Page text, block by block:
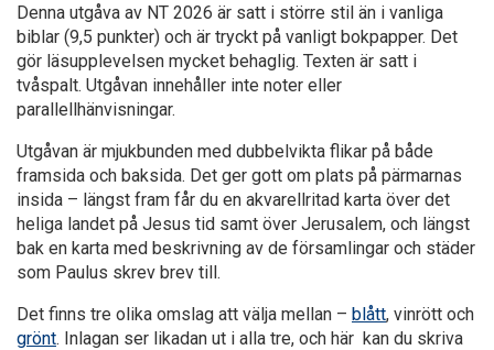
Denna utgåva av NT 2026 är satt i större stil än i vanliga
biblar (9,5 punkter) och är tryckt på vanligt bokpapper. Det
gör läsupplevelsen mycket behaglig. Texten är satt i
tvåspalt. Utgåvan innehåller inte noter eller
parallellhänvisningar.
Utgåvan är mjukbunden med dubbelvikta flikar på både
fram­sida och baksida. Det ger gott om plats på pärmarnas
insida – längst fram får du en akvarellritad karta över det
heliga landet på Jesus tid samt över Jerusalem, och längst
bak en karta med beskrivning av de församlingar och städer
som Paulus skrev brev till.
Det finns tre olika omslag att välja mellan – blått, vinrött och
grönt. Inlagan ser likadan ut i alla tre, och här kan du skriva